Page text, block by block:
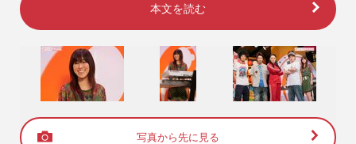
本文を読む
写真から先に見る